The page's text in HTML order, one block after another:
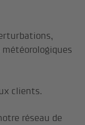
clients.
réseau de